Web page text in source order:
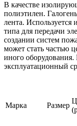
В качестве
полиэтилен.
лента. Используется
типа для передачи
создании систем
может стать частью
иного
эксплуатационный
Марка Размер